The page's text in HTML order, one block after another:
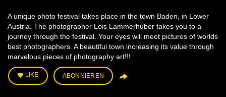
A unique photo festival takes place in the town Baden, in Lower
Austria. The photographer Lois Lammerhuber takes you to a
journey through the festival. Your eyes will meet pictures of worlds
best photographers. A beautiful town increasing its value through
marvelous pieces of photography art!!!
LIKE ABONNIEREN